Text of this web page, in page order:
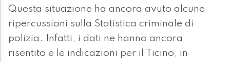
Questa situazione ha ancora avuto alcune
ripercussioni sulla Statistica criminale di
polizia. Infatti, i dati ne hanno ancora
risentito e le indicazioni per il Ticino, in